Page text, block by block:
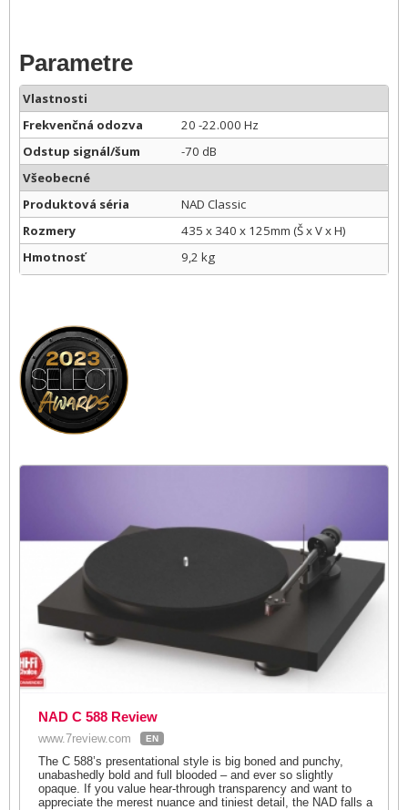
Parametre
Vlastnosti
Frekvenčná odozva
20 -22.000 Hz
Odstup signál/šum
-70 dB
Všeobecné
Produktová séria
NAD Classic
Rozmery
435 x 340 x 125mm (Š x V x H)
Hmotnosť
9,2 kg
NAD C 588 Review
www.7review.com EN
The C 588’s presentational style is big boned and punchy,
unabashedly bold and full blooded – and ever so slightly
opaque. If you value hear-through transparency and want to
appreciate the merest nuance and tiniest detail, the NAD falls a